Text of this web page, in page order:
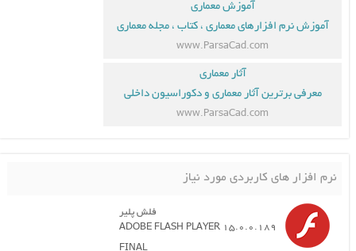
آموزش معماری
آموزش نرم افزارهای معماری ، کتاب ، مجله معماری
www.ParsaCad.com
آثار معماری
معرفی برترین آثار معماری و دکوراسیون داخلی
www.ParsaCad.com
نرم افزار های کاربردی مورد نیاز
فلش پلیر
ADOBE FLASH PLAYER 15.0.0.189